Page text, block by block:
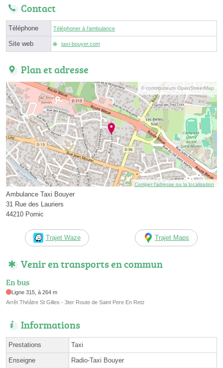
Contact
Téléphone Téléphoner à l'ambulance
Site web taxi-bouyer.com
Plan et adresse
© contributeurs OpenStreetMap
Corriger l’adresse ou la localisation
Ambulance Taxi Bouyer
31 Rue des Lauriers
44210 Pornic
Trajet Waze Trajet Maps
Venir en transports en commun
En bus
Ligne 315, à 264 m
Arrêt Théâtre St Gilles - 3ter Route de Saint Pere En Retz
Informations
Prestations Taxi
Enseigne Radio-Taxi Bouyer